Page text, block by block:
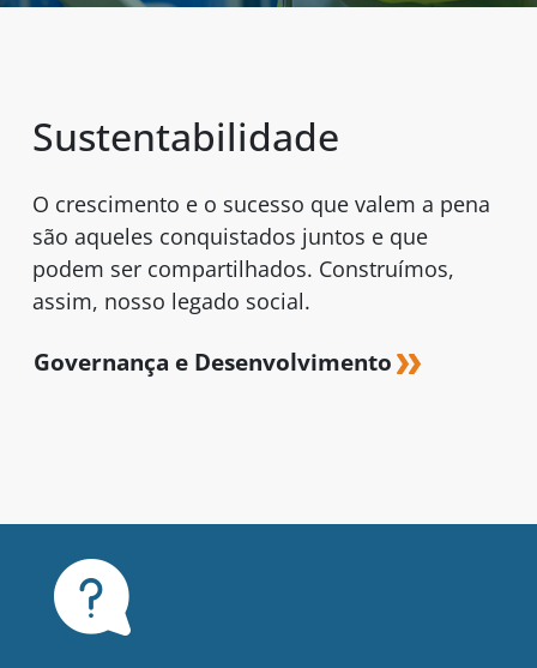
Sustentabilidade
O crescimento e o sucesso que valem a pena
são aqueles conquistados juntos e que
podem ser compartilhados. Construímos,
assim, nosso legado social.
Governança e Desenvolvimento